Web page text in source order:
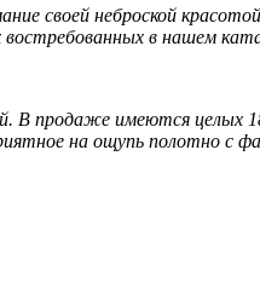
своей неброской
в нашем
продаже имеются целых
на ощупь полотно с